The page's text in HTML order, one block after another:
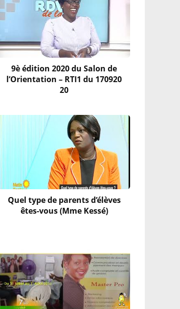
9è édition 2020 du Salon de
l’Orientation – RTI1 du 170920
20
Quel type de parents d’élèves
êtes-vous (Mme Kessé)